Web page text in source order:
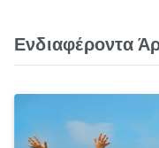
Ενδιαφέροντα